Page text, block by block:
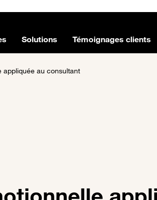
Solutions Témoignages clients
appliquée au consultant